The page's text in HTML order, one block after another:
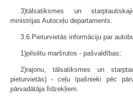
3)tālsatiksmes un
ministrijas Autoceļu departaments.
3.6.Pieturvietās informāciju par
1)pilsētu maršrutos - pašvaldības;
2)rajonu, tālsatiksmes un
pieturvietās) - ceļu īpašnieki pēc
pārvadātāja līdzekļiem.